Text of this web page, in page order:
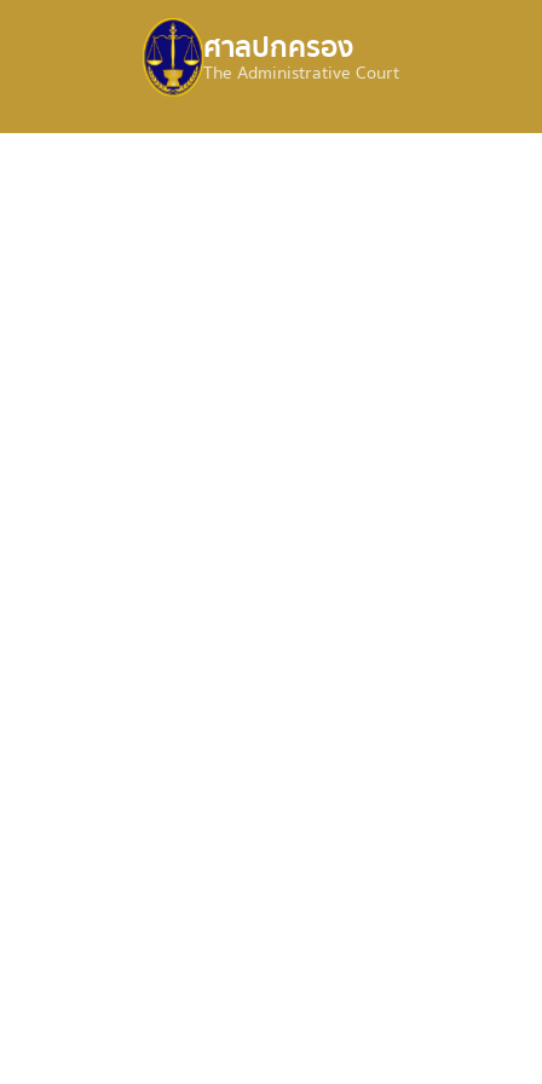
ศาลปกครอง
The Administrative Court